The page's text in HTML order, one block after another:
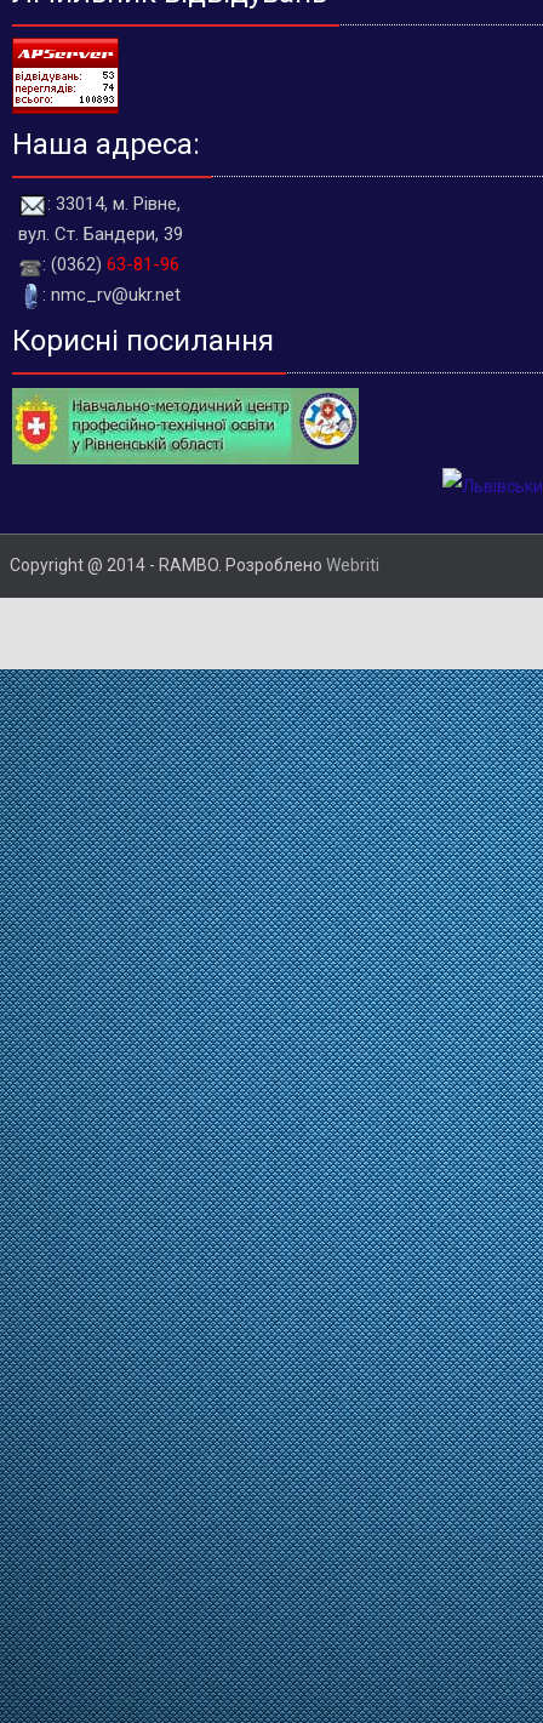
Наша адреса:
: 33014, м. Рівне,
вул. Ст. Бандери, 39
: (0362) 63-81-96
: nmc_rv@ukr.net
Корисні посилання
Copyright @ 2014 - RAMBO. Розроблено Webriti